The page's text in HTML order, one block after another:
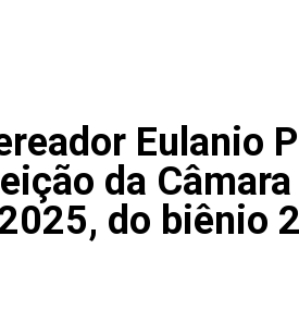
Eulanio
da
do biênio